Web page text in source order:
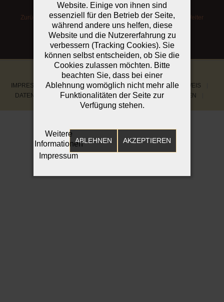
Zurück Weiter
COPYRIGHT © 2026 PHYSIOTHERAPIE-SCHNEPPER
IMPRESSUM
DATENSCHUTZERKLÄRUNG
BILDNACHWEIS
DATENSCHUTZHINWEISE FÜR PATIENTINNEN UND PATIENTEN
Website. Einige von ihnen sind
essenziell für den Betrieb der Seite,
während andere uns helfen, diese
Website und die Nutzererfahrung zu
verbessern (Tracking Cookies). Sie
können selbst entscheiden, ob Sie die
Cookies zulassen möchten. Bitte
beachten Sie, dass bei einer
Ablehnung womöglich nicht mehr alle
Funktionalitäten der Seite zur
Verfügung stehen.
AKZEPTIEREN
ABLEHNEN
Weitere
Informationen
Impressum